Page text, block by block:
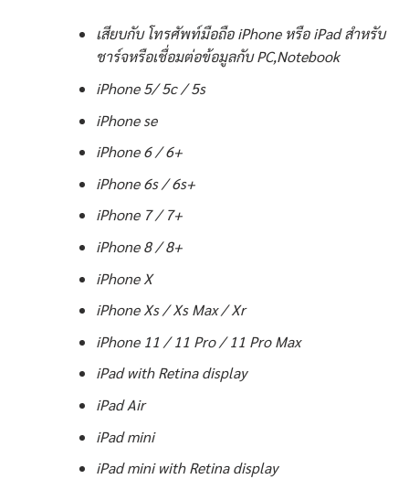
เสียบกับ โทรศัพท์มือถือ iPhone หรือ iPad สำหรับ
ชาร์จหรือเชื่อมต่อข้อมูลกับ PC,Notebook
iPhone 5/ 5c / 5s
iPhone se
iPhone 6 / 6+
iPhone 6s / 6s+
iPhone 7 / 7+
iPhone 8 / 8+
iPhone X
iPhone Xs / Xs Max / Xr
iPhone 11 / 11 Pro / 11 Pro Max
iPad with Retina display
iPad Air
iPad mini
iPad mini with Retina display